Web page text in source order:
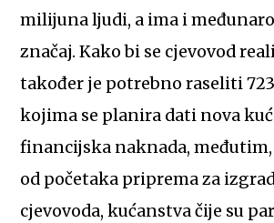
milijuna ljudi, a ima i
značaj. Kako bi se cjevovod
također je potrebno raseliti
kojima se planira dati nova
financijska naknada,
od početaka priprema za
cjevovoda, kućanstva čije su